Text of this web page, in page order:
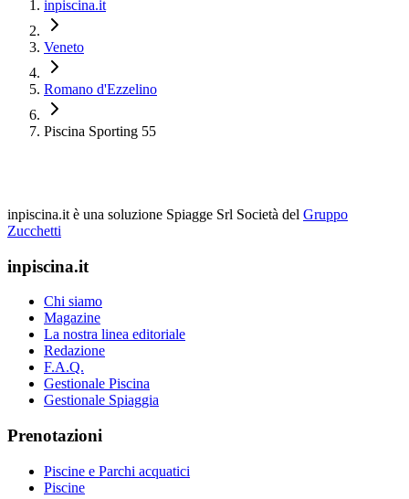
inpiscina.it
Veneto
Romano d'Ezzelino
Piscina Sporting 55
inpiscina.it è una soluzione Spiagge Srl Società del Gruppo
Zucchetti
inpiscina.it
Chi siamo
Magazine
La nostra linea editoriale
Redazione
F.A.Q.
Gestionale Piscina
Gestionale Spiaggia
Prenotazioni
Piscine e Parchi acquatici
Piscine